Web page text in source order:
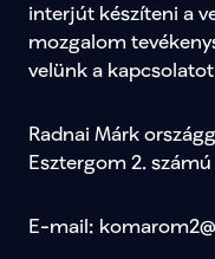
interjút készíteni a
mozgalom
velünk a
Radnai Márk
Esztergom 2.
E-mail: